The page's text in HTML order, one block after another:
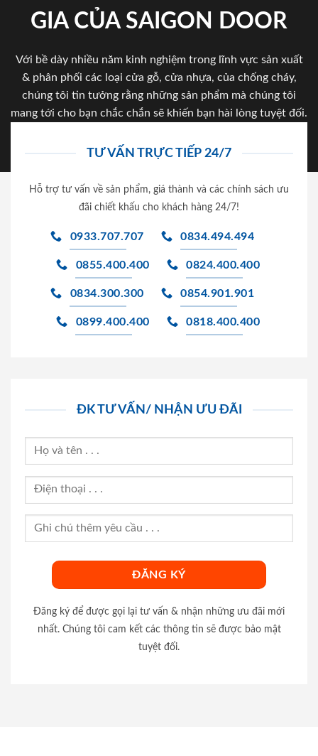
GIA CỦA SAIGON DOOR
Với bề dày nhiều năm kinh nghiệm trong lĩnh vực sản xuất
& phân phối các loại cửa gỗ, cửa nhựa, của chống cháy,
chúng tôi tin tưởng rằng những sản phẩm mà chúng tôi
mang tới cho bạn chắc chắn sẽ khiến bạn hài lòng tuyệt đối.
TƯ VẤN TRỰC TIẾP 24/7
Hỗ trợ tư vấn về sản phẩm, giá thành và các chính sách ưu
đãi chiết khấu cho khách hàng 24/7!
0933.707.707 0834.494.494
0855.400.400 0824.400.400
0834.300.300 0854.901.901
0899.400.400 0818.400.400
ĐK TƯ VẤN/ NHẬN ƯU ĐÃI
Đăng ký để được gọi lại tư vấn & nhận những ưu đãi mới
nhất. Chúng tôi cam kết các thông tin sẽ được bảo mật
tuyệt đối.